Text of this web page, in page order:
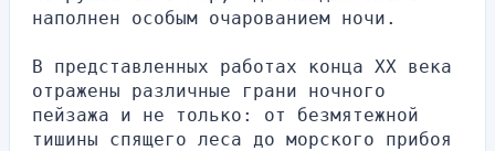
наполнен особым очарованием ночи.
В представленных работах конца XX века
отражены различные грани ночного
пейзажа и не только: от безмятежной
тишины спящего леса до морского прибоя